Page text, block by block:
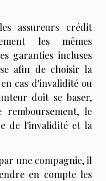
assureurs crédit
les mêmes
garanties incluses
afin de choisir la
cas d'invalidité ou
doit se baser,
le
de l'invalidité et la
une compagnie, il
en compte les